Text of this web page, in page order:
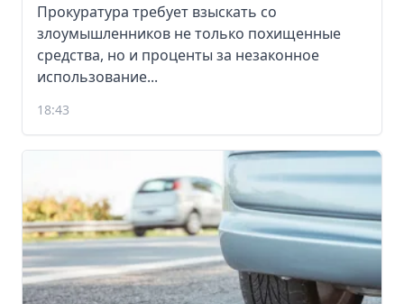
Прокуратура требует взыскать со
злоумышленников не только похищенные
средства, но и проценты за незаконное
использование...
18:43